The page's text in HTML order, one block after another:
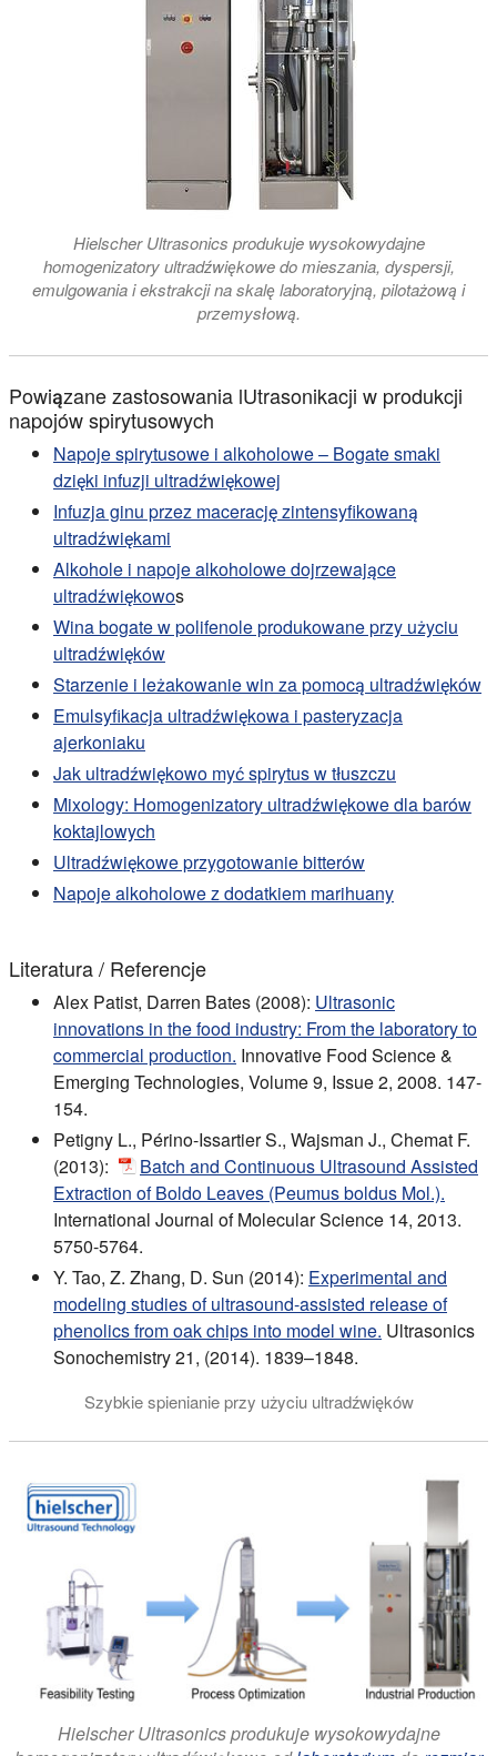
Hielscher Ultrasonics produkuje wysokowydajne
homogenizatory ultradźwiękowe do mieszania, dyspersji,
emulgowania i ekstrakcji na skalę laboratoryjną, pilotażową i
przemysłową.
Powiązane zastosowania lUtrasonikacji w produkcji
napojów spirytusowych
Napoje spirytusowe i alkoholowe – Bogate smaki
dzięki infuzji ultradźwiękowej
Infuzja ginu przez macerację zintensyfikowaną
ultradźwiękami
Alkohole i napoje alkoholowe dojrzewające
ultradźwiękowos
Wina bogate w polifenole produkowane przy użyciu
ultradźwięków
Starzenie i leżakowanie win za pomocą ultradźwięków
Emulsyfikacja ultradźwiękowa i pasteryzacja
ajerkoniaku
Jak ultradźwiękowo myć spirytus w tłuszczu
Mixology: Homogenizatory ultradźwiękowe dla barów
koktajlowych
Ultradźwiękowe przygotowanie bitterów
Napoje alkoholowe z dodatkiem marihuany
Literatura / Referencje
Alex Patist, Darren Bates (2008): Ultrasonic
innovations in the food industry: From the laboratory to
commercial production. Innovative Food Science &
Emerging Technologies, Volume 9, Issue 2, 2008. 147-
154.
Petigny L., Périno-Issartier S., Wajsman J., Chemat F.
(2013):
Batch and Continuous Ultrasound Assisted
Extraction of Boldo Leaves (Peumus boldus Mol.).
International Journal of Molecular Science 14, 2013.
5750-5764.
Y. Tao, Z. Zhang, D. Sun (2014): Experimental and
modeling studies of ultrasound-assisted release of
phenolics from oak chips into model wine. Ultrasonics
Sonochemistry 21, (2014). 1839–1848.
Szybkie spienianie przy użyciu ultradźwięków
Hielscher Ultrasonics produkuje wysokowydajne